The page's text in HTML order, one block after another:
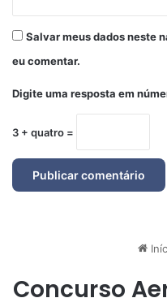
Salvar meus dados neste
eu comentar.
Digite uma resposta em
3 + quatro =